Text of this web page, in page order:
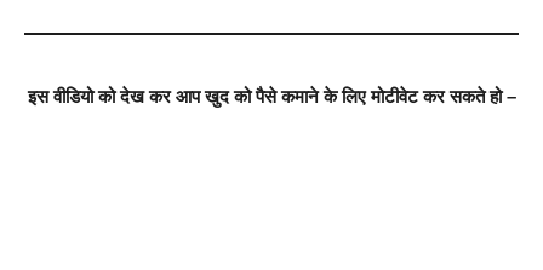
इस वीडियो को देख कर आप खुद को पैसे कमाने के लिए मोटीवेट कर सकते हो –